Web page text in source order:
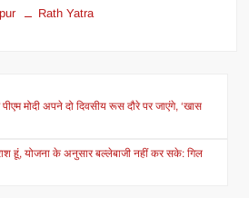
Rath Yatra
मोदी अपने दो दिवसीय रूस दौरे पर जाएंगे, ‘खास
हूं, योजना के अनुसार बल्लेबाजी नहीं कर सके: गिल